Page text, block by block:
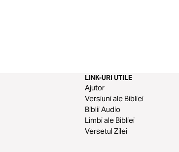
LINK-URI UTILE
Ajutor
Versiuni ale Bibliei
Biblii Audio
Limbi ale Bibliei
Versetul Zilei